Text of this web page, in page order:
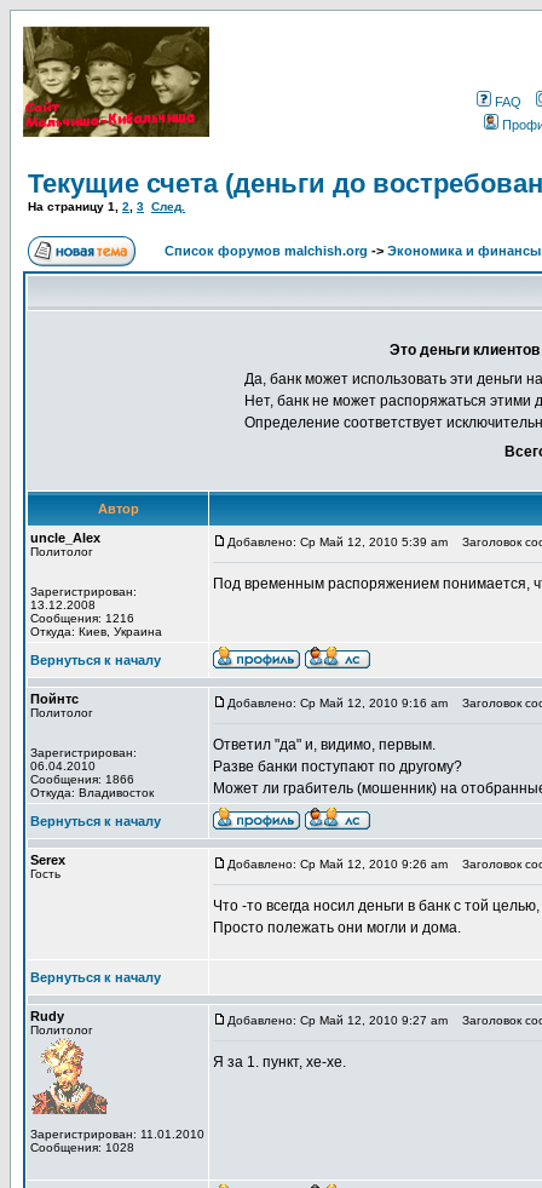
FAQ
Текущие счета (деньги до
На страницу 1 2 3 След.
Список форумов malchish.org -> Экономика и финансы
Это деньги
Да, банк может использовать эти деньги
Нет, банк не может распоряжаться этими
Определение соответствует
Автор
uncle_Alex
Политолог
Зарегистрирован:
13.12.2008
Сообщения: 1216
Откуда: Киев, Украина
Добавлено: Ср Май 12, 2010 5:39 am Заголовок
Под временным распоряжением понимается,
Вернуться к началу
Пойнтс
Политолог
Зарегистрирован:
06.04.2010
Сообщения: 1866
Откуда: Владивосток
Добавлено: Ср Май 12, 2010 9:16 am Заголовок
Ответил "да" и, видимо, первым.
Разве банки поступают по другому?
Может ли грабитель (мошенник) на
Вернуться к началу
Serex
Гость
Добавлено: Ср Май 12, 2010 9:26 am Заголовок
Что -то всегда носил деньги в банк с той
Просто полежать они могли и дома.
Вернуться к началу
Rudy
Политолог
Зарегистрирован: 11.01.2010
Сообщения: 1028
Добавлено: Ср Май 12, 2010 9:27 am Заголовок
Я за 1. пункт, хе-хе.